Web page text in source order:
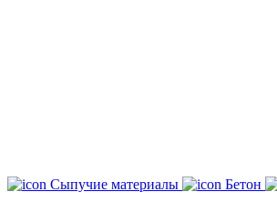
Сыпучие материалы Бетон